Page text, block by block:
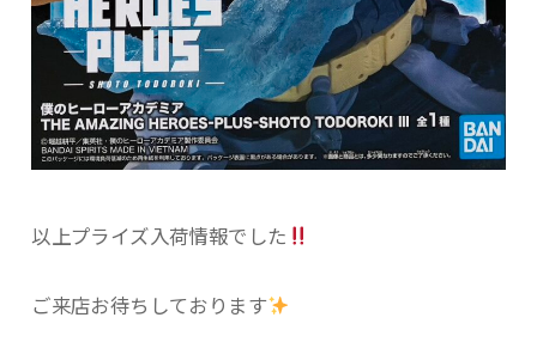
以上プライズ入荷情報でした
ご来店お待ちしております